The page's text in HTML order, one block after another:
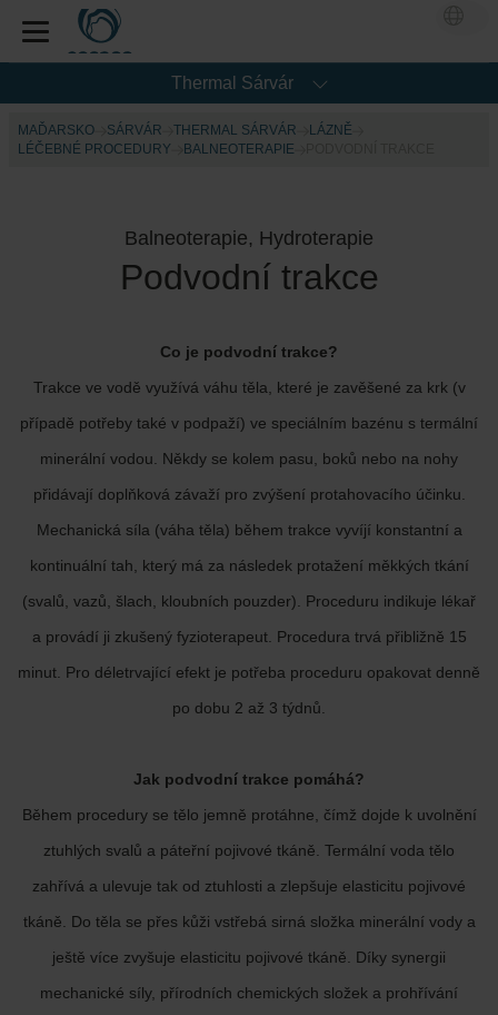
Thermal Sárvár
MAĎARSKO SÁRVÁR THERMAL SÁRVÁR
LÁZNĚ
LÉČEBNÉ PROCEDURY
BALNEOTERAPIE
Balneoterapie, Hydroterapie
Podvodní trakce
Co je podvodní trakce?
Trakce ve vodě využívá váhu těla, které je zavěšené za krk (v
případě potřeby také v podpaží) ve speciálním bazénu s termální
minerální vodou. Někdy se kolem pasu, boků nebo na nohy
přidávají doplňková závaží pro zvýšení protahovacího účinku.
Mechanická síla (váha těla) během trakce vyvíjí konstantní a
kontinuální tah, který má za následek protažení měkkých tkání
(svalů, vazů, šlach, kloubních pouzder). Proceduru indikuje lékař
a provádí ji zkušený fyzioterapeut. Procedura trvá přibližně 15
minut. Pro déletrvající efekt je potřeba proceduru opakovat denně
po dobu 2 až 3 týdnů.
Jak podvodní trakce pomáhá?
Během procedury se tělo jemně protáhne, čímž dojde k uvolnění
ztuhlých svalů a páteřní pojivové tkáně. Termální voda tělo
zahřívá a ulevuje tak od ztuhlosti a zlepšuje elasticitu pojivové
tkáně. Do těla se přes kůži vstřebá sirná složka minerální vody a
ještě více zvyšuje elasticitu pojivové tkáně. Díky synergii
mechanické síly, přírodních chemických složek a prohřívání